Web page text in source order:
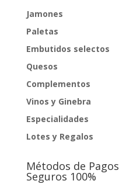
Jamones
Paletas
Embutidos selectos
Quesos
Complementos
Vinos y Ginebra
Especialidades
Lotes y Regalos
Métodos de Pagos
Seguros 100%